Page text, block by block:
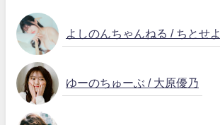
よしのんちゃんねる / ちとせ
ゆーのちゅーぶ / 大原優乃